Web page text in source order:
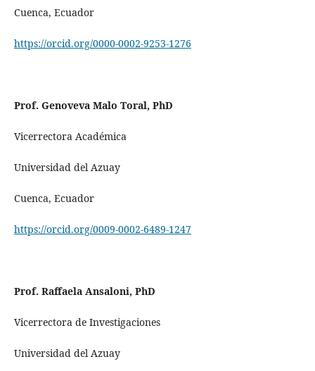
Cuenca, Ecuador
https://orcid.org/0000-0002-9253-1276
Prof. Genoveva Malo Toral, PhD
Vicerrectora Académica
Universidad del Azuay
Cuenca, Ecuador
https://orcid.org/0009-0002-6489-1247
Prof. Raffaela Ansaloni, PhD
Vicerrectora de Investigaciones
Universidad del Azuay